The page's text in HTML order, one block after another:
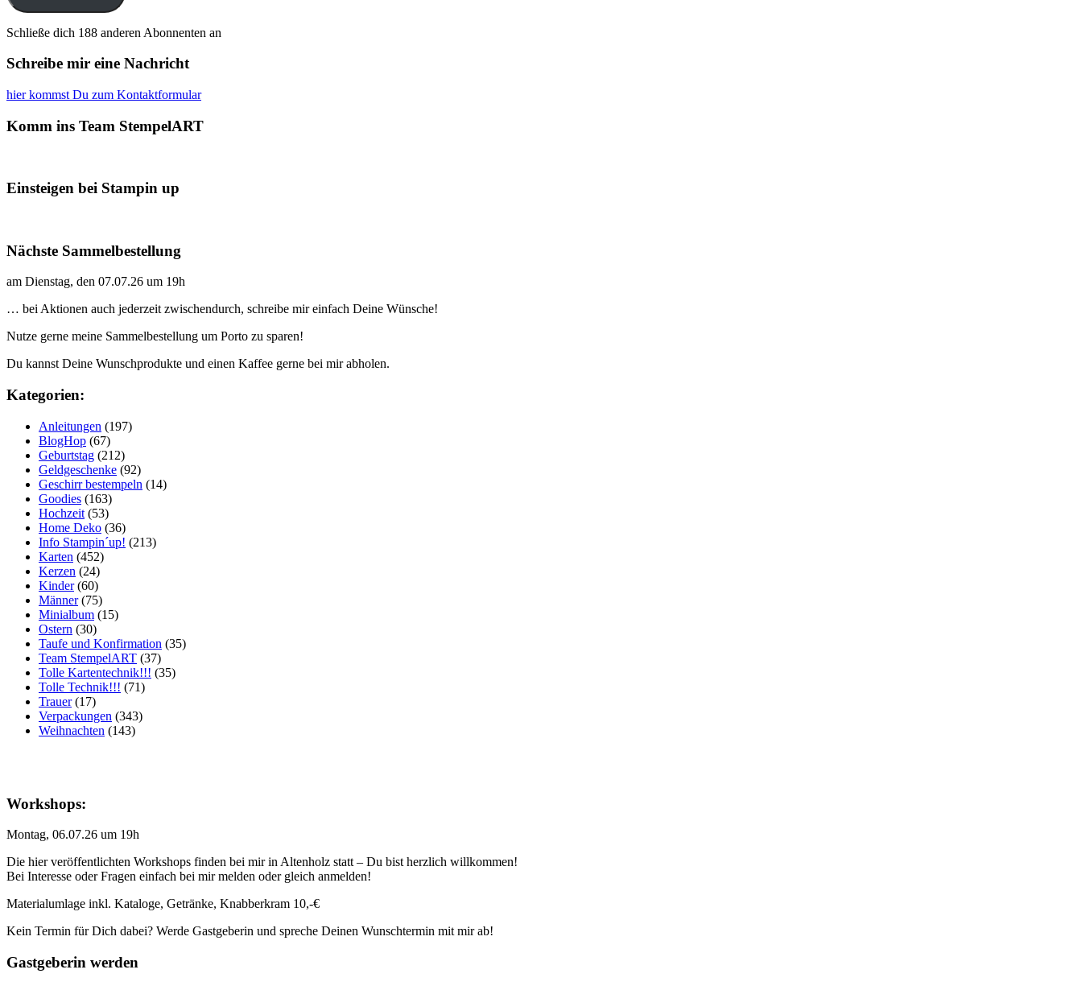
Schließe dich 188 anderen Abonnenten an
Schreibe mir eine Nachricht
hier kommst Du zum Kontaktformular
Komm ins Team StempelART
Einsteigen bei Stampin up
Nächste Sammelbestellung
am Dienstag, den 07.07.26 um 19h
… bei Aktionen auch jederzeit zwischendurch, schreibe mir einfach Deine Wünsche!
Nutze gerne meine Sammelbestellung um Porto zu sparen!
Du kannst Deine Wunschprodukte und einen Kaffee gerne bei mir abholen.
Kategorien:
Anleitungen (197)
BlogHop (67)
Geburtstag (212)
Geldgeschenke (92)
Geschirr bestempeln (14)
Goodies (163)
Hochzeit (53)
Home Deko (36)
Info Stampin´up! (213)
Karten (452)
Kerzen (24)
Kinder(60)
Männer(75)
Minialbum (15)
Ostern (30)
Taufe und Konfirmation (35)
Team StempelART (37)
Tolle Kartentechnik!!! (35)
Tolle Technik!!! (71)
Trauer(17)
Verpackungen (343)
Weihnachten (143)
Workshops:
Montag, 06.07.26 um 19h
Die hier veröffentlichten Workshops finden bei mir in Altenholz statt – Du bist herzlich willkommen!
Bei Interesse oder Fragen einfach bei mir melden oder gleich anmelden!
Materialumlage inkl. Kataloge, Getränke, Knabberkram 10,-€
Kein Termin für Dich dabei? Werde Gastgeberin und spreche Deinen Wunschtermin mit mir ab!
Gastgeberin werden